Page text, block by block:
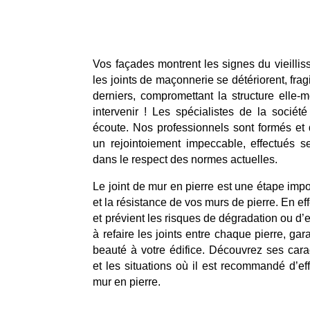
Vos façades montrent les signes du
les joints de maçonnerie se détériorent,
derniers, compromettant la structure elle-
intervenir ! Les spécialistes de la
écoute. Nos professionnels sont formés
un rejointoiement impeccable, effectués
dans le respect des normes actuelles.
Le joint de mur en pierre est une étape
et la résistance de vos murs de pierre. En
et prévient les risques de dégradation ou
à refaire les joints entre chaque pierre,
beauté à votre édifice. Découvrez ses
et les situations où il est recommandé
mur en pierre.